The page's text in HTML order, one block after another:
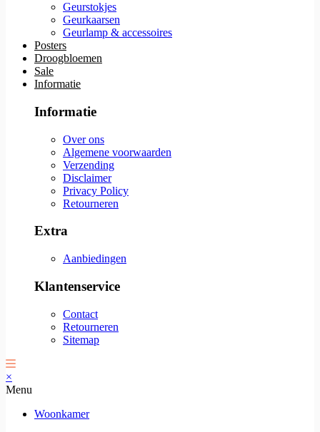
Geurstokjes
Geurkaarsen
Geurlamp & accessoires
Posters
Droogbloemen
Sale
Informatie
Informatie
Over ons
Algemene voorwaarden
Verzending
Disclaimer
Privacy Policy
Retourneren
Extra
Aanbiedingen
Klantenservice
Contact
Retourneren
Sitemap
×
Menu
Woonkamer